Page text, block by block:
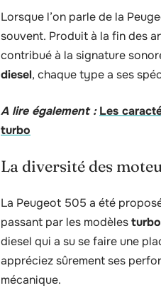
Lorsque l’on parle de la
souvent. Produit à la fin des
contribué à la signature
diesel, chaque type a ses
A lire également : Les
turbo
La diversité des
La Peugeot 505 a été
passant par les modèlesturbo
diesel qui a su se faire une
appréciez sûrement ses
mécanique.